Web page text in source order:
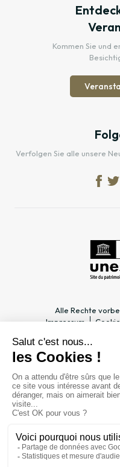
Kommen Sie und
Verfolgen Sie alle unsere
Alle Rechte
Impressum
PRAKTISCHE INFOS
Öffnungszeiten
Zugang
Preise & Abonnements
Kontakt
ÖFFENTLICHE
EINRICHTUNG